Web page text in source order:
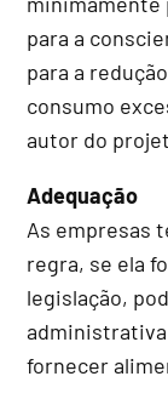
para a
para a
consumo
autor do
Adequação
As empresas
regra, se ela
legislação,
administrativa
fornecer